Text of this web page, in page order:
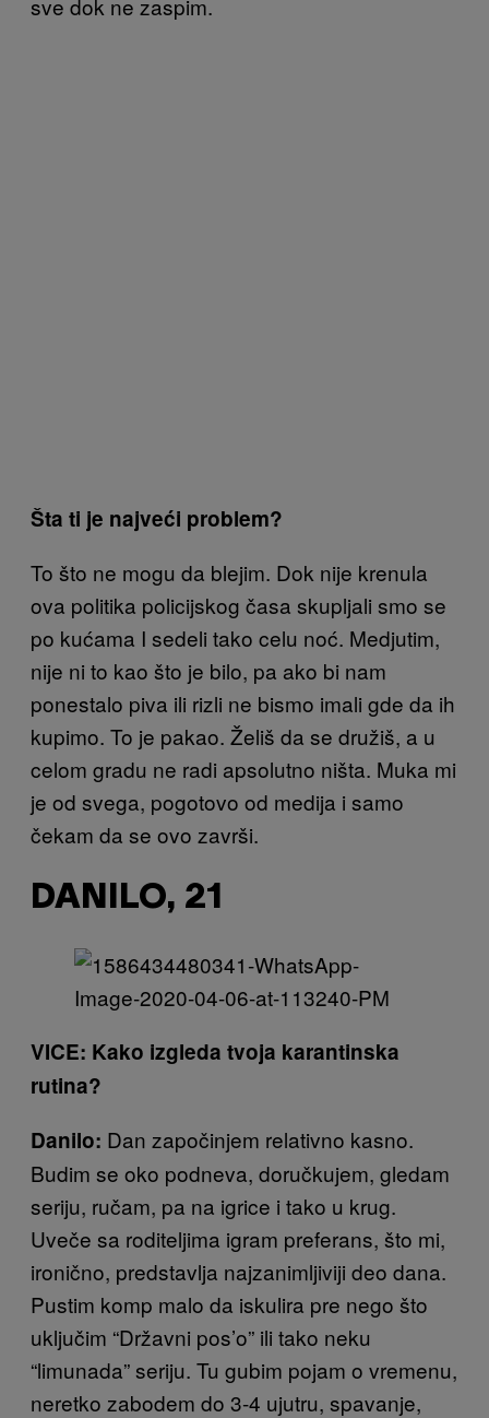
Šta ti je najveći problem?
To što ne mogu da blejim. Dok nije krenula
ova politika policijskog časa skupljali smo se
po kućama I sedeli tako celu noć. Medjutim,
nije ni to kao što je bilo, pa ako bi nam
ponestalo piva ili rizli ne bismo imali gde da ih
kupimo. To je pakao. Želiš da se družiš, a u
celom gradu ne radi apsolutno ništa. Muka mi
je od svega, pogotovo od medija i samo
čekam da se ovo završi.
DANILO, 21
VICE: Kako izgleda tvoja karantinska
rutina?
Danilo: Dan započinjem relativno kasno.
Budim se oko podneva, doručkujem, gledam
seriju, ručam, pa na igrice i tako u krug.
Uveče sa roditeljima igram preferans, što mi,
ironično, predstavlja najzanimljiviji deo dana.
Pustim komp malo da iskulira pre nego što
uključim “Državni pos’o” ili tako neku
“limunada” seriju. Tu gubim pojam o vremenu,
neretko zabodem do 3-4 ujutru, spavanje,